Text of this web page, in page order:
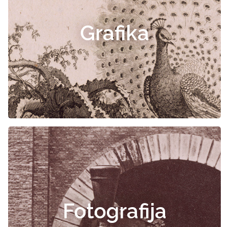
Grafika
Fotografija